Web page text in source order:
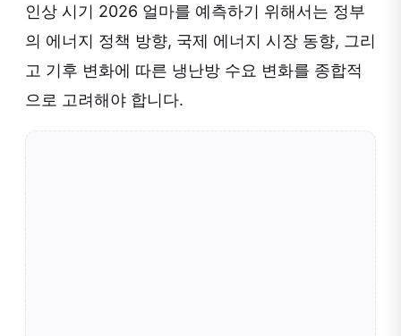
인상 시기 2026 얼마를 예측하기 위해서는 정부
의 에너지 정책 방향, 국제 에너지 시장 동향, 그리
고 기후 변화에 따른 냉난방 수요 변화를 종합적
으로 고려해야 합니다.